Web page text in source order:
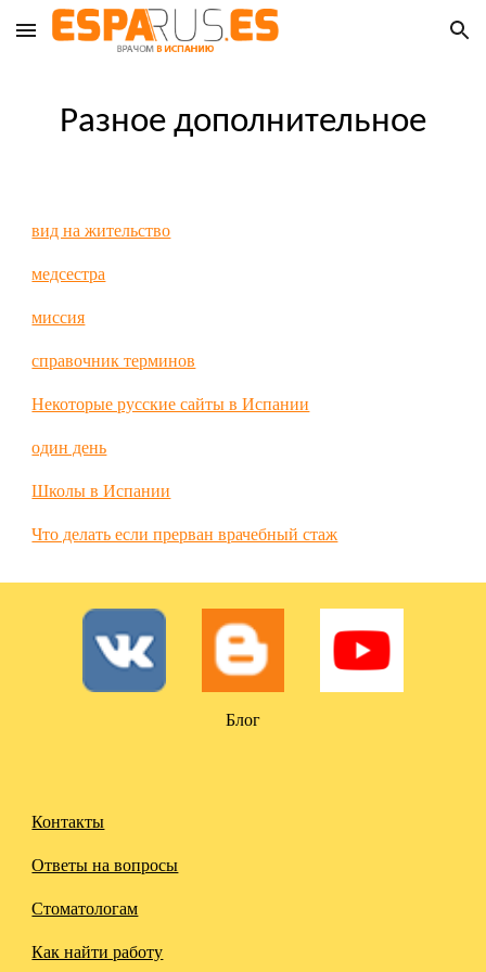
Skip to main content Skip to navigation
Разное дополнительное
вид на жительство
медсестра
миссия
справочник терминов
Некоторые русские сайты в Испании
один день
Школы в Испании
Что делать если прерван врачебный стаж
Блог
Контакты
Ответы на вопросы
Стоматологам
Как найти работу